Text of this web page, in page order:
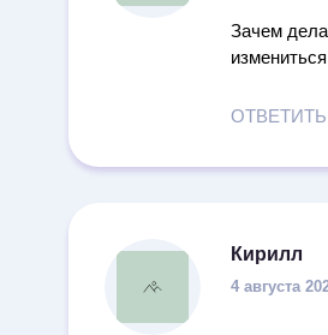
Зачем
измениться
ОТВЕТИТЬ
Кирилл
4 августа